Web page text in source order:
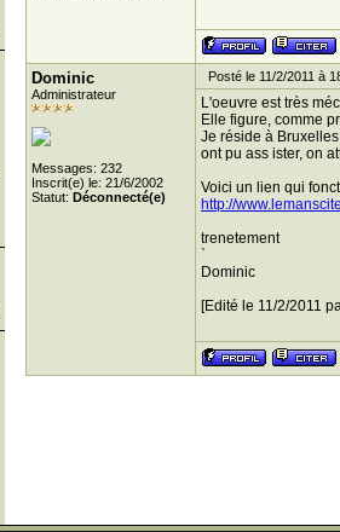
Dominic
Administrateur
Messages: 232
Inscrit(e) le: 21/6/2002
Statut: Déconnecté(e)
Posté le 11/2/2011 à
L'oeuvre est très
Elle figure, comme
Je réside à
ont pu ass ister, on
Voici un lien qui
http://
trenetement
`
Dominic
[Edité le 11/2/2011